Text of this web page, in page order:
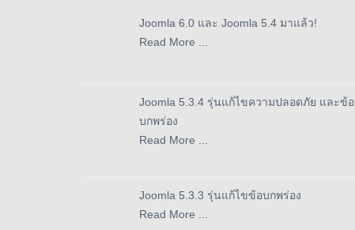
Joomla 6.0 และ Joomla 5.4 มาแล้ว!
Read More ...
Joomla 5.3.4 รุ่นแก้ไขความปลอดภัย และข้อ
บกพร่อง
Read More ...
Joomla 5.3.3 รุ่นแก้ไขข้อบกพร่อง
Read More ...